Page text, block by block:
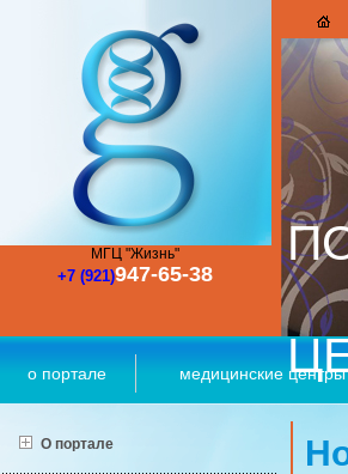
МГЦ "Жизнь"
+7 (921)947-65-38
о портале медицинские центры
О портале